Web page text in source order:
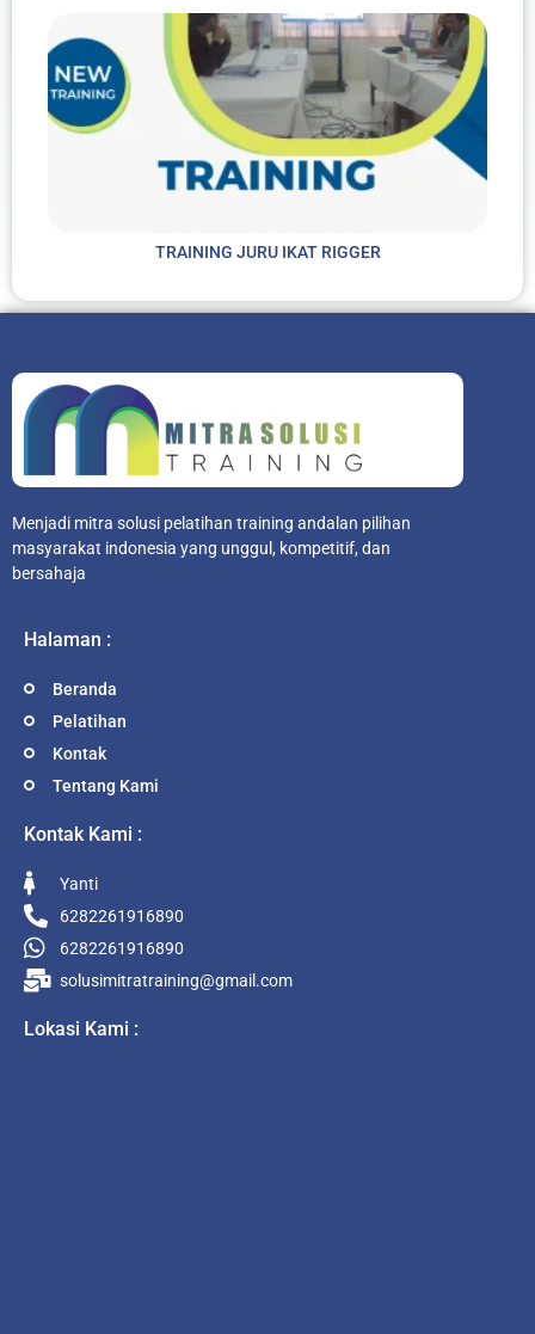
TRAINING JURU IKAT RIGGER
Menjadi mitra solusi pelatihan training andalan pilihan
masyarakat indonesia yang unggul, kompetitif, dan
bersahaja
Halaman :
Beranda
Pelatihan
Kontak
Tentang Kami
Kontak Kami :
Yanti
6282261916890
6282261916890
solusimitratraining@gmail.com
Lokasi Kami :